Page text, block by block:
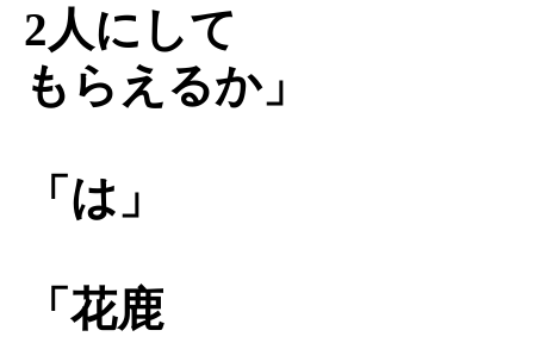
2人にして
もらえるか」
「は」
「花鹿